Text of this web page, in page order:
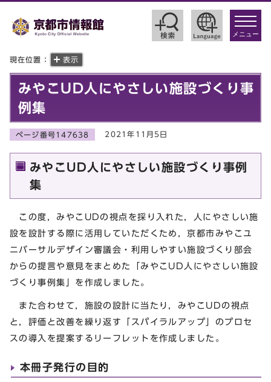
toggle
メニュー
現在位置： 表示
みやこUD人にやさしい施設づくり事
例集
ページ番号147638 2021年11月5日
みやこUD人にやさしい施設づくり事例
集
この度，みやこUDの視点を採り入れた，人にやさしい施
設を設計する際に活用していただくため，京都市みやこユ
ニバーサルデザイン審議会・利用しやすい施設づくり部会
からの提言や意見をまとめた「みやこUD人にやさしい施設
づくり事例集」を作成しました。
また合わせて，施設の設計に当たり，みやこUDの視点
と，評価と改善を繰り返す「スパイラルアップ」のプロセ
スの導入を提案するリーフレットを作成しました。
本冊子発行の目的